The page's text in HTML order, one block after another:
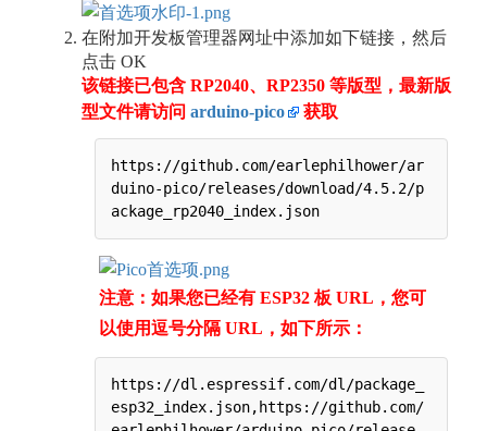
在附加开发板管理器网址中添加如下链接，然后
点击 OK
该链接已包含 RP2040、RP2350 等版型，最新版
型文件请访问arduino-pico 获取
https://github.com/earlephilhower/ar
duino-pico/releases/download/4.5.2/p
ackage_rp2040_index.json
注意：如果您已经有 ESP32 板 URL，您可
以使用逗号分隔 URL，如下所示：
https://dl.espressif.com/dl/package_
esp32_index.json,https://github.com/